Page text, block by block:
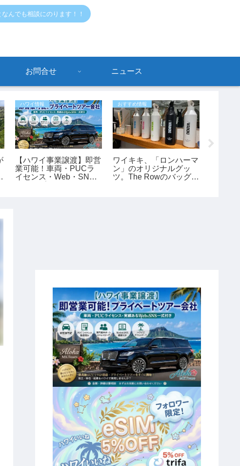
んでも相談にのります！！
お問合せ ニュース
ハワイ情報
【ハワイ事業譲渡】即営
業可能！車両・PUCラ
イセンス・Web・SNS
おすすめ情報
ワイキキ、「ロンハーマ
ン」のオリジナルグッ
ツ。The Rowのバッグも